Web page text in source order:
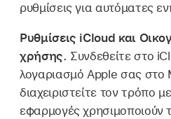
ρυθμίσεις για αυτόματες
Ρυθμίσεις iCloud και
χρήσης. Συνδεθείτε στο
λογαριασμό Apple σας στο
διαχειριστείτε τον τρόπο
εφαρμογές χρησιμοποιούν